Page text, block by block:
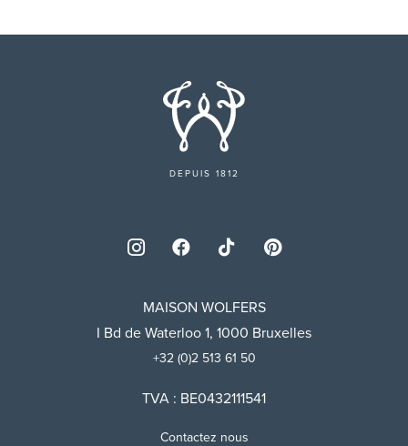
DEPUIS 1812
MAISON WOLFERS
I Bd de Waterloo 1, 1000 Bruxelles
+32 (0)2 513 61 50
TVA : BE0432111541
Contactez nous